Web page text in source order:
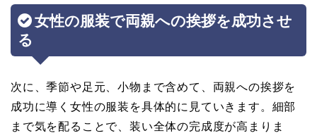
女性の服装で両親への挨拶を成功させ
る
次に、季節や足元、小物まで含めて、両親への挨拶を
成功に導く女性の服装を具体的に見ていきます。細部
まで気を配ることで、装い全体の完成度が高まりま